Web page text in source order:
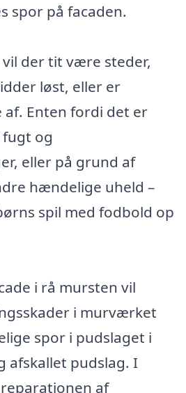
spor på facaden.
vil der tit være steder,
løst, eller er
af. Enten fordi det er
og
eller på grund af
hændelige uheld –
spil med fodbold op
i rå mursten vil
i murværket
spor i pudslaget i
afskallet pudslag. I
af